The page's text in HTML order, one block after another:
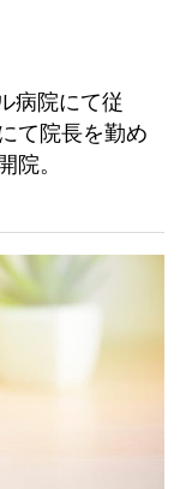
病院にて従
て院長を勤め
院。